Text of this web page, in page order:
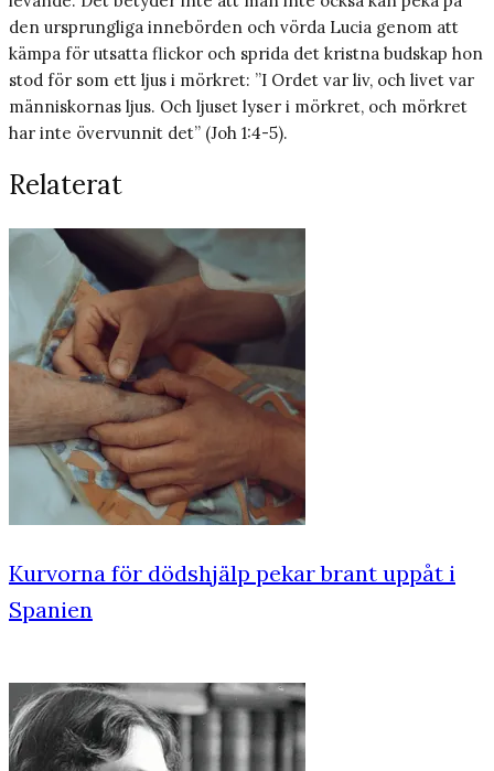
den ursprungliga innebörden och vörda Lucia genom att
kämpa för utsatta flickor och sprida det kristna budskap hon
stod för som ett ljus i mörkret: ”I Ordet var liv, och livet var
människornas ljus. Och ljuset lyser i mörkret, och mörkret
har inte övervunnit det” (Joh 1:4-5).
Relaterat
Kurvorna för dödshjälp pekar brant uppåt i
Spanien